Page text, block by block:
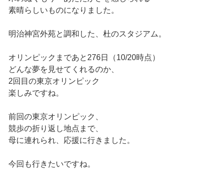
素晴らしいものになりました。
明治神宮外苑と調和した、杜のスタジアム。
オリンピックまであと276日（10/20時点）
どんな夢を見せてくれるのか、
2回目の東京オリンピック
楽しみですね。
前回の東京オリンピック、
競歩の折り返し地点まで、
母に連れられ、応援に行きました。
今回も行きたいですね。